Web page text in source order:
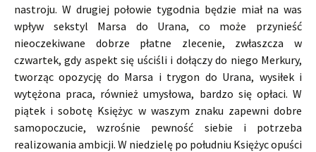
nastroju. W drugiej połowie tygodnia będzie miał na was
wpływ sekstyl Marsa do Urana, co może przynieść
nieoczekiwane dobrze płatne zlecenie, zwłaszcza w
czwartek, gdy aspekt się uściśli i dołączy do niego Merkury,
tworząc opozycję do Marsa i trygon do Urana, wysiłek i
wytężona praca, również umysłowa, bardzo się opłaci. W
piątek i sobotę Księżyc w waszym znaku zapewni dobre
samopoczucie, wzrośnie pewność siebie i potrzeba
realizowania ambicji. W niedzielę po południu Księżyc opuści